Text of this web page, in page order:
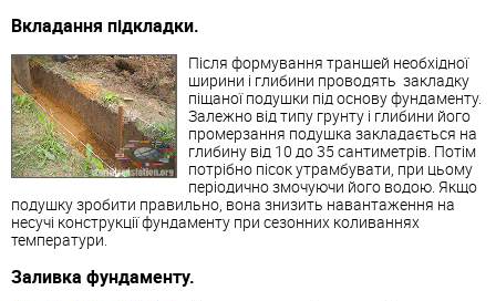
Вкладання підкладки.
Після формування траншей необхідної
ширини і глибини проводять закладку
піщаної подушки під основу фундаменту.
Залежно від типу грунту і глибини його
промерзання подушка закладається на
глибину від 10 до 35 сантиметрів. Потім
потрібно пісок утрамбувати, при цьому
періодично змочуючи його водою. Якщо
подушку зробити правильно, вона знизить навантаження на
несучі конструкції фундаменту при сезонних коливаннях
температури.
Заливка фундаменту.